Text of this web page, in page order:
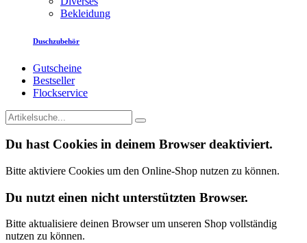
Bekleidung
Duschzubehör
Gutscheine
Bestseller
Flockservice
Du hast Cookies in deinem Browser deaktiviert.
Bitte aktiviere Cookies um den Online-Shop nutzen zu können.
Du nutzt einen nicht unterstützten Browser.
Bitte aktualisiere deinen Browser um unseren Shop vollständig
nutzen zu können.